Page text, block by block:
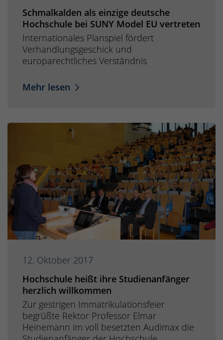
Schmalkalden als einzige deutsche
Hochschule bei SUNY Model EU vertreten
Internationales Planspiel fördert
Verhandlungsgeschick und
europarechtliches Verständnis
Mehr lesen
12. Oktober 2017
Hochschule heißt ihre Studienanfänger
herzlich willkommen
Zur gestrigen Immatrikulationsfeier
begrüßte Rektor Professor Elmar
Heinemann im voll besetzten Audimax die